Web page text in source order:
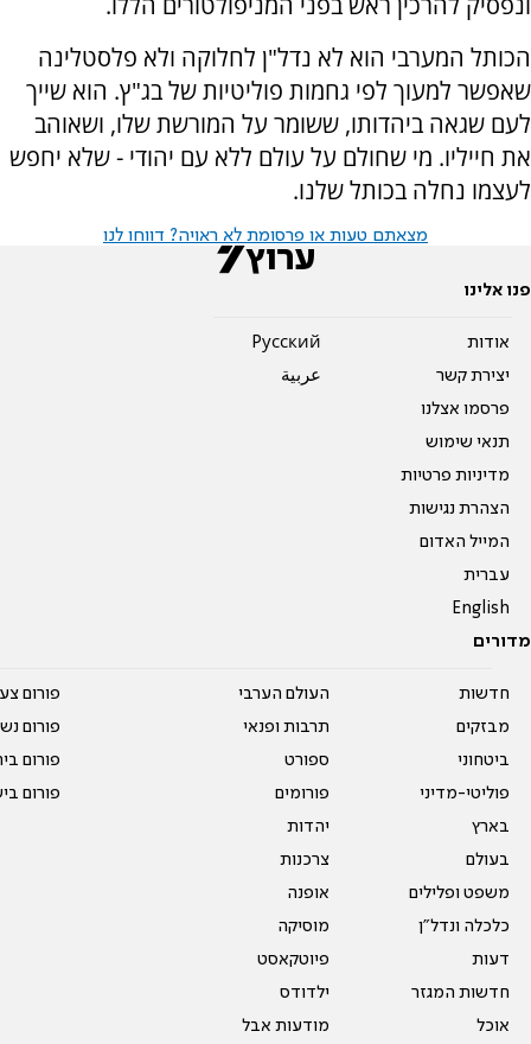
‏הכותל המערבי הוא לא נדל"ן לחלוקה ולא פלסטלינה
שאפשר למעוך לפי גחמות פוליטיות של בג"ץ. הוא שייך
לעם שגאה ביהדותו, ששומר על המורשת שלו, ושאוהב
את חייליו. מי שחולם על עולם ללא עם יהודי - שלא יחפש
לעצמו נחלה בכותל שלנו.
מצאתם טעות או פרסומת לא ראויה? דווחו לנו
פנו אלינו
אודות
יצירת קשר
פרסמו אצלנו
תנאי שימוש
מדיניות פרטיות
הצהרת נגישות
המייל האדום
עברית
English
Pусский
عربية
מדורים
חדשות
מבזקים
ביטחוני
פוליטי-מדיני
בארץ
בעולם
משפט ופלילים
כלכלה ונדל"ן
דעות
חדשות המגזר
אוכל
העולם הערבי
תרבות ופנאי
ספורט
פורומים
יהדות
צרכנות
אופנה
מוסיקה
פיוטקאסט
ילדודס
מודעות אבל
פורום
פורום
פורום
פורום